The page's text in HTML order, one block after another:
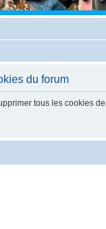
du forum
tous les cookies